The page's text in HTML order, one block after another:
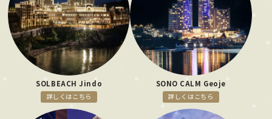
SOLBEACH Jindo
詳しくはこちら
SONO CALM Geoje
詳しくはこちら